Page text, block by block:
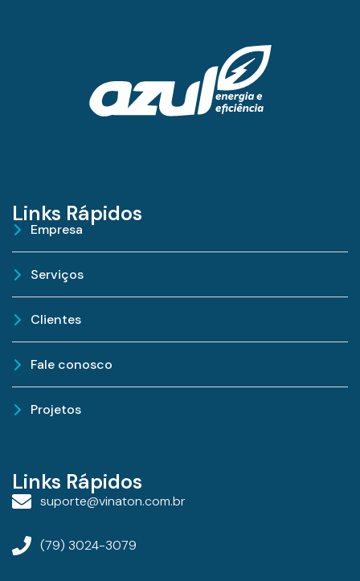
Links Rápidos
Empresa
Serviços
Clientes
Fale conosco
Projetos
Links Rápidos
suporte@vinaton.com.br
(79) 3024-3079